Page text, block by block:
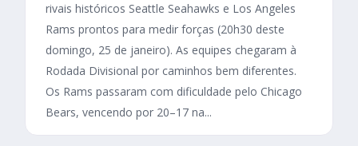
rivais históricos Seattle Seahawks e Los Angeles
Rams prontos para medir forças (20h30 deste
domingo, 25 de janeiro). As equipes chegaram à
Rodada Divisional por caminhos bem diferentes.
Os Rams passaram com dificuldade pelo Chicago
Bears, vencendo por 20–17 na...